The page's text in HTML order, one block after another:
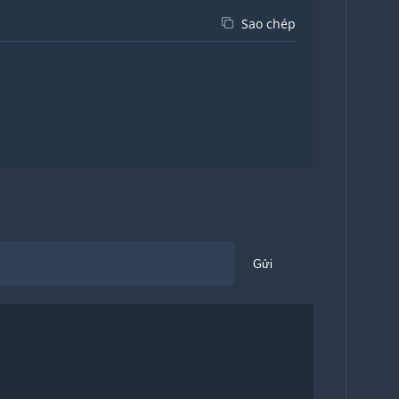
Sao chép
Gửi